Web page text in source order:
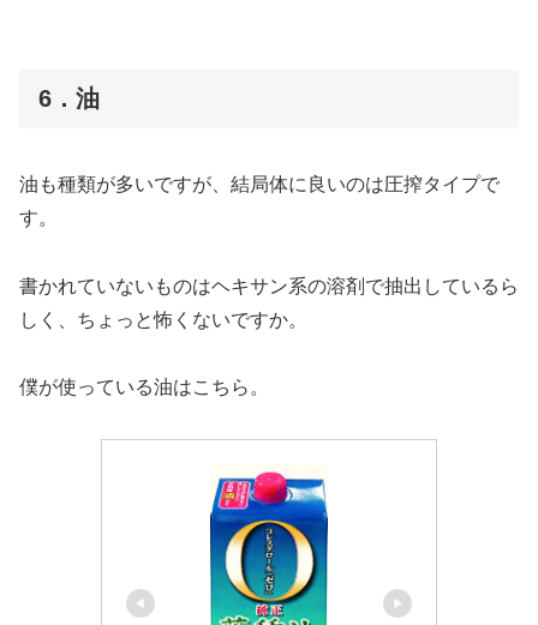
6．油
油も種類が多いですが、結局体に良いのは圧搾タイプで
す。
書かれていないものはヘキサン系の溶剤で抽出しているら
しく、ちょっと怖くないですか。
僕が使っている油はこちら。